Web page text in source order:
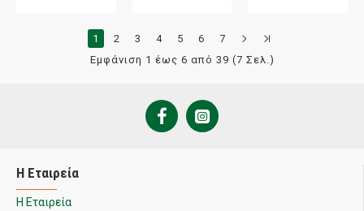
1 2 3 4 5 6
7
Εμφάνιση 1 έως 6 από 39 (7 Σελ.)
Η Εταιρεία
Η Εταιρεία